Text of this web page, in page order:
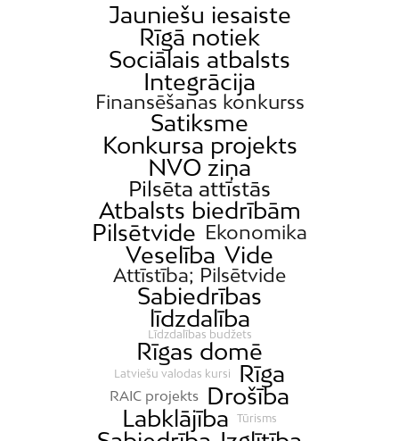
Jauniešu iesaiste
Rīgā notiek
Sociālais atbalsts
Integrācija
Finansēšanas konkurss
Satiksme
Konkursa projekts
NVO ziņa
Pilsēta attīstās
Atbalsts biedrībām
Pilsētvide Ekonomika
Veselība Vide
Attīstība; Pilsētvide
Sabiedrības
līdzdalība
Līdzdalības budžets
Rīgas domē
Latviešu valodas kursi Rīga
RAIC projekts
Drošība
Labklājība
Tūrisms